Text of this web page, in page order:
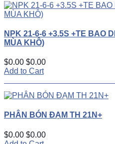
NPK 21-6-6 +3.5S +TE BAO
MÙA KHÔ)
$0.00 $0.00
Add to Cart
PHÂN BÓN ĐẠM TH 21N+
$0.00 $0.00